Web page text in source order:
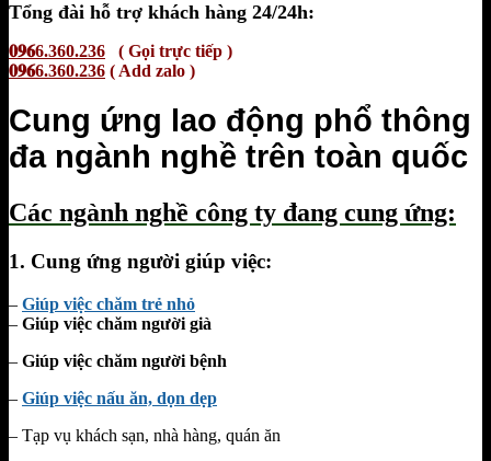
Tổng đài hỗ trợ khách hàng 24/24h:
𝟎𝟗𝟔6.360.236 ( Gọi trực tiếp )
𝟎𝟗𝟔6.360.236 ( Add zalo )
Cung ứng lao động phổ thông
đa ngành nghề trên toàn quốc
Các ngành nghề công ty đang cung ứng:
1. Cung ứng người giúp việc:
– Giúp việc chăm trẻ nhỏ
– Giúp việc chăm người già
– Giúp việc chăm người bệnh
– Giúp việc nấu ăn, dọn dẹp
– Tạp vụ khách sạn, nhà hàng, quán ăn